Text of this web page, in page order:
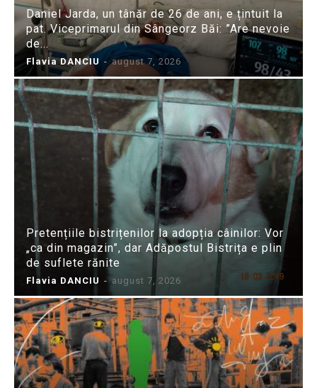
Daniel Jarda, un tânăr de 26 de ani, e țintuit la
pat. Viceprimarul din Sângeorz Băi: ”Are nevoie
de...
Flavia DANCIU - august 7, 2026
Pretențiile bistrițenilor la adopția câinilor: Vor
„ca din magazin”, dar Adăpostul Bistrița e plin
de suflete rănite
Flavia DANCIU - august 7, 2026